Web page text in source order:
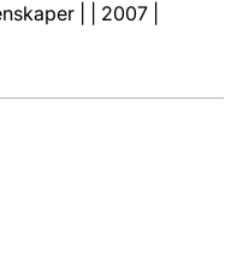
| | 2007 |